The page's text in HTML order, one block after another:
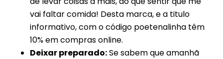
vai faltar comida! Desta marca, e a titulo
informativo, com o código poetenalinha têm
10% em compras online.
Deixar preparado:Se sabem que amanhã